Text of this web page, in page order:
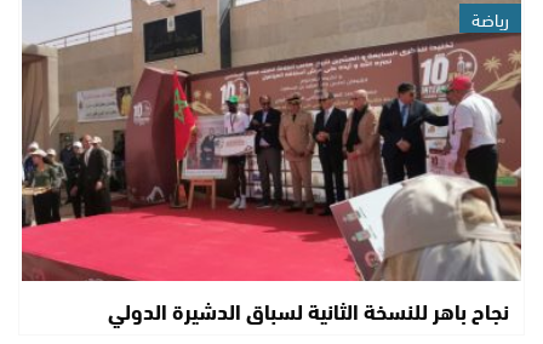
رياضة
نجاح باهر للنسخة الثانية لسباق الدشيرة الدولي